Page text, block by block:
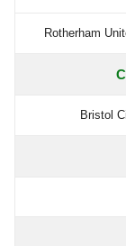
Rotherham
Bristol